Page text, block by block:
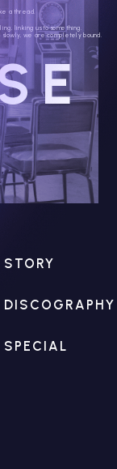
a thread.
linking us to something.
slowly, we are completely bound.
STORY
DISCOGRAPHY
SPECIAL